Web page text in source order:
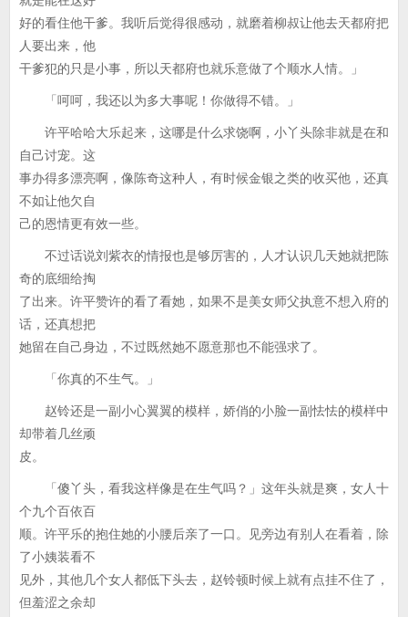
好的看住他干爹。我听后觉得很感动，就磨着柳叔让他去天都府把
人要出来，他
干爹犯的只是小事，所以天都府也就乐意做了个顺水人情。」
「呵呵，我还以为多大事呢！你做得不错。」
许平哈哈大乐起来，这哪是什么求饶啊，小丫头除非就是在和
自己讨宠。这
事办得多漂亮啊，像陈奇这种人，有时候金银之类的收买他，还真
不如让他欠自
己的恩情更有效一些。
不过话说刘紫衣的情报也是够厉害的，人才认识几天她就把陈
奇的底细给掏
了出来。许平赞许的看了看她，如果不是美女师父执意不想入府的
话，还真想把
她留在自己身边，不过既然她不愿意那也不能强求了。
「你真的不生气。」
赵铃还是一副小心翼翼的模样，娇俏的小脸一副怯怯的模样中
却带着几丝顽
皮。
「傻丫头，看我这样像是在生气吗？」这年头就是爽，女人十
个九个百依百
顺。许平乐的抱住她的小腰后亲了一口。见旁边有别人在看着，除
了小姨装看不
见外，其他几个女人都低下头去，赵铃顿时候上就有点挂不住了，
但羞涩之余却